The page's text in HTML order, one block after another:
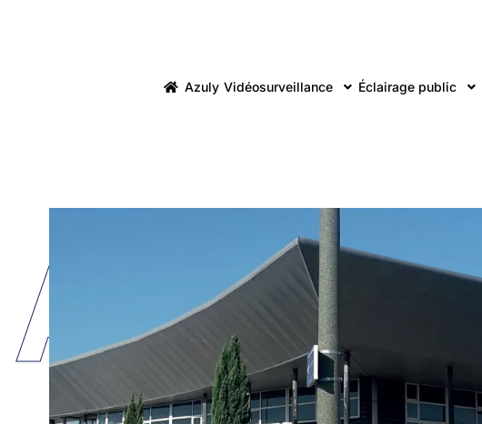
Azuly Vidéosurveillance Éclairage public